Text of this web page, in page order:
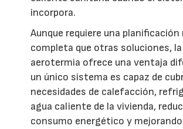
incorpora.
Aunque requiere una planificación
completa que otras soluciones, la
aerotermia ofrece una ventaja
un único sistema es capaz de
necesidades de calefacción,
agua caliente de la vivienda,
consumo energético y